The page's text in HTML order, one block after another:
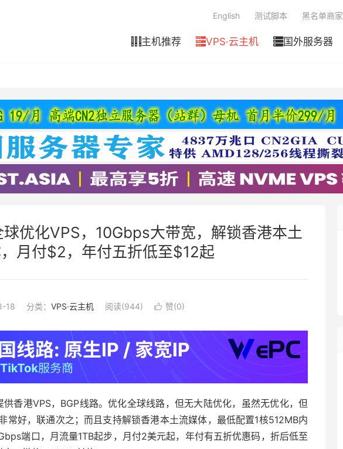
主机推荐 VPS·云主机 国外服务器
English 测试脚本 黑名单商家
优化VPS，10Gbps大带宽，解锁香港本土
月付$2，年付五折低至$12起
18 分类： VPS·云主机 阅读(944)  赞(0)
香港VPS，BGP线路。优化全球线路，但无大陆优化，虽然无优化，但
常好，联通次之；而且支持解锁香港本土流媒体，最低配置1核512MB内
端口，月流量1TB起步，月付2美元起，年付有五折优惠码，折后低至